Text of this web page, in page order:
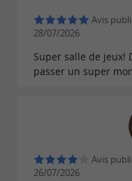
Avis
28/07/2026
Super salle de jeux!
passer un super
Avis
26/07/2026